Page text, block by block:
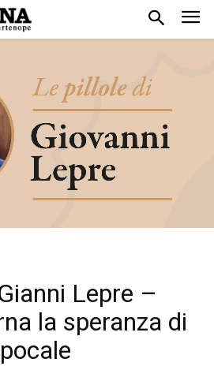
Lepre –
la speranza di